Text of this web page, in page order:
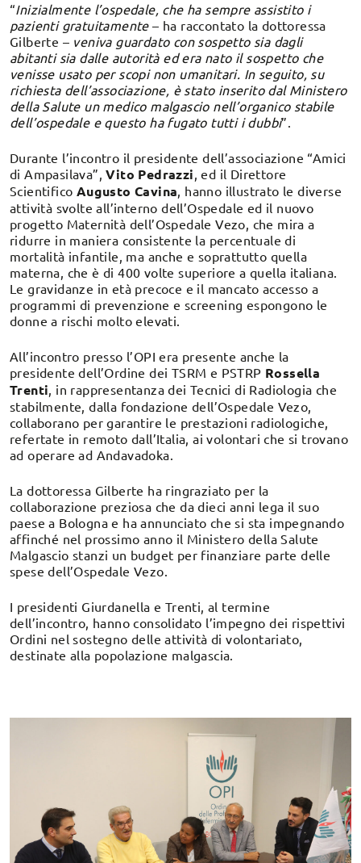
“Inizialmente l’ospedale, che ha sempre assistito i
pazienti gratuitamente– ha raccontato la dottoressa
Gilberte – veniva guardato con sospetto sia dagli
abitanti sia dalle autorità ed era nato il sospetto che
venisse usato per scopi non umanitari. In seguito, su
richiesta dell’associazione, è stato inserito dal Ministero
della Salute un medico malgascio nell’organico stabile
dell’ospedale e questo ha fugato tutti i dubbi”.
Durante l’incontro il presidente dell’associazione “Amici
di Ampasilava”,Vito Pedrazzi, ed il Direttore
Scientifico Augusto Cavina, hanno illustrato le diverse
attività svolte all’interno dell’Ospedale ed il nuovo
progetto Maternità dell’Ospedale Vezo, che mira a
ridurre in maniera consistente la percentuale di
mortalità infantile, ma anche e soprattutto quella
materna, che è di 400 volte superiore a quella italiana.
Le gravidanze in età precoce e il mancato accesso a
programmi di prevenzione e screening espongono le
donne a rischi molto elevati.
All’incontro presso l’OPI era presente anche la
presidente dell’Ordine dei TSRM e PSTRP Rossella
Trenti, in rappresentanza dei Tecnici di Radiologia che
stabilmente, dalla fondazione dell’Ospedale Vezo,
collaborano per garantire le prestazioni radiologiche,
refertate in remoto dall’Italia, ai volontari che si trovano
ad operare ad Andavadoka.
La dottoressa Gilberte ha ringraziato per la
collaborazione preziosa che da dieci anni lega il suo
paese a Bologna e ha annunciato che si sta impegnando
affinché nel prossimo anno il Ministero della Salute
Malgascio stanzi un budget per finanziare parte delle
spese dell’Ospedale Vezo.
I presidenti Giurdanella e Trenti, al termine
dell’incontro, hanno consolidato l’impegno dei rispettivi
Ordini nel sostegno delle attività di volontariato,
destinate alla popolazione malgascia.